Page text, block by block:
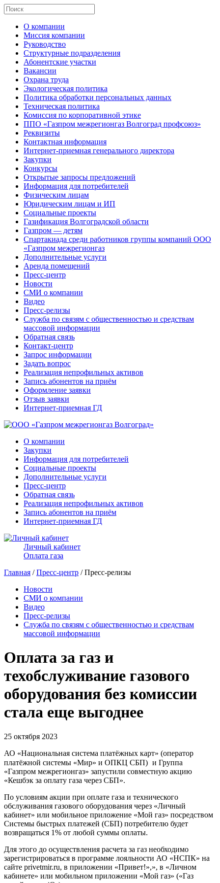
О компании
Миссия компании
Руководство
Структурные подразделения
Абонентские участки
Вакансии
Охрана труда
Экологическая политика
Политика обработки персональных данных
Техническая политика
Комиссия по корпоративной этике
ППО «Газпром межрегионгаз Волгоград профсоюз»
Реквизиты
Контактная информация
Интернет-приемная генерального директора
Закупки
Конкурсы
Открытые запросы предложений
Информация для потребителей
Физическим лицам
Юридическим лицам и ИП
Социальные проекты
Газификация Волгоградской области
Газпром — детям
Спартакиада среди работников группы компаний ООО
«Газпром межрегионгаз
Дополнительные услуги
Аренда помещений
Пресс-центр
Новости
СМИ о компании
Видео
Пресс-релизы
Служба по связям с общественностью и средствам
массовой информации
Обратная связь
Контакт-центр
Запрос информации
Задать вопрос
Реализация непрофильных активов
Запись абонентов на приём
Оформление заявки
Отзыв заявки
Интернет-приемная ГД
О компании
Закупки
Информация для потребителей
Социальные проекты
Дополнительные услуги
Пресс-центр
Обратная связь
Реализация непрофильных активов
Запись абонентов на приём
Интернет-приемная ГД
Личный кабинет
Оплата газа
Главная /Пресс-центр / Пресс-релизы
Новости
СМИ о компании
Видео
Пресс-релизы
Служба по связям с общественностью и средствам
массовой информации
Оплата за газ и
техобслуживание газового
оборудования без комиссии
стала еще выгоднее
25 октября 2023
АО «Национальная система платёжных карт» (оператор
платёжной системы «Мир» и ОПКЦ СБП) и Группа
«Газпром межрегионгаз» запустили совместную акцию
«Кешбэк за оплату газа через СБП».
По условиям акции при оплате газа и технического
обслуживания газового оборудования через «Личный
кабинет» или мобильное приложение «Мой газ» посредством
Системы быстрых платежей (СБП) потребителю будет
возвращаться 1% от любой суммы оплаты.
Для этого до осуществления расчета за газ необходимо
зарегистрироваться в программе лояльности АО «НСПК» на
сайте privetmir.ru, в приложении «Привет!»,», в «Личном
кабинете» или мобильном приложении «Мой газ» («Газ